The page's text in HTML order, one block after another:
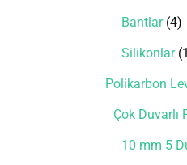
Bantlar 4
Silikonlar 1
Polikarbon
Çok Duvarlı
10 mm 5